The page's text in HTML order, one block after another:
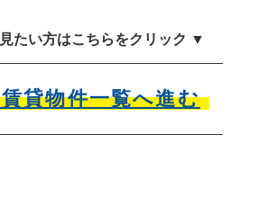
たい方はこちらをクリック ▼
貸物件一覧へ進む